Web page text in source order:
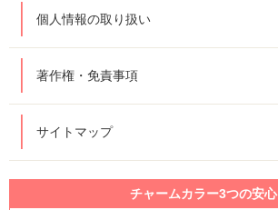
個人情報の取り扱い
著作権・免責事項
サイトマップ
チャームカラー3つの安心